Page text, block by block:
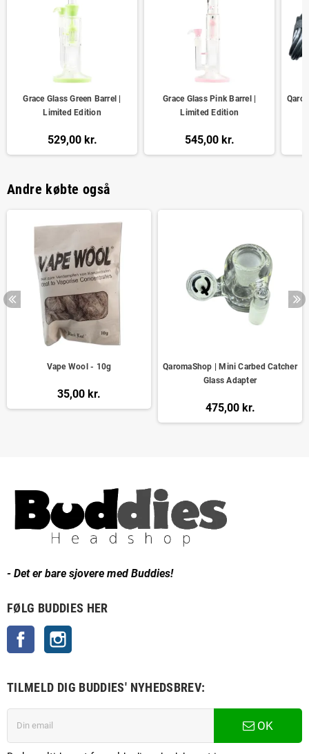
Grace Glass Green Barrel |
Limited Edition
529,00 kr.
Grace Glass Pink Barrel |
Limited Edition
545,00 kr.
Andre købte også
Vape Wool - 10g
35,00 kr.
QaromaShop | Mini Carbed Catcher
Glass Adapter
475,00 kr.
- Det er bare sjovere med Buddies!
FØLG BUDDIES HER
Facebook
TILMELD DIG BUDDIES' NYHEDSBREV:
OK